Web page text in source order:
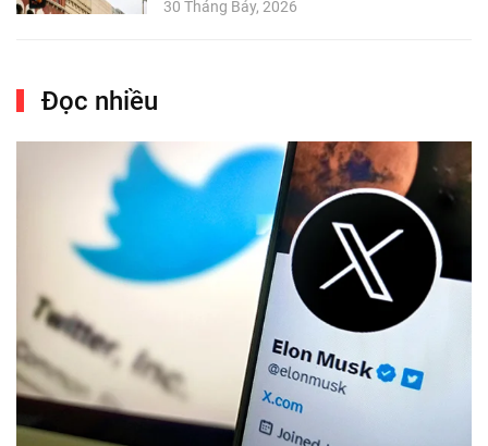
30 Tháng Bảy, 2026
Đọc nhiều